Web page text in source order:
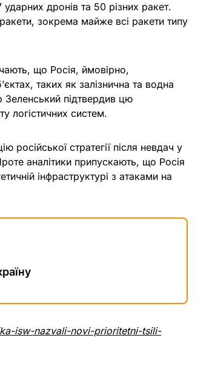
дронів та 50 різних ракет.
зокрема майже всі ракети типу
що Росія, ймовірно,
таких як залізнична та водна
Зеленський підтвердив цю
логістичних систем.
російської стратегії після невдач у
аналітики припускають, що Росія
інфраструктурі з атаками на
isw-nazvali-novi-prioritetni-tsili-